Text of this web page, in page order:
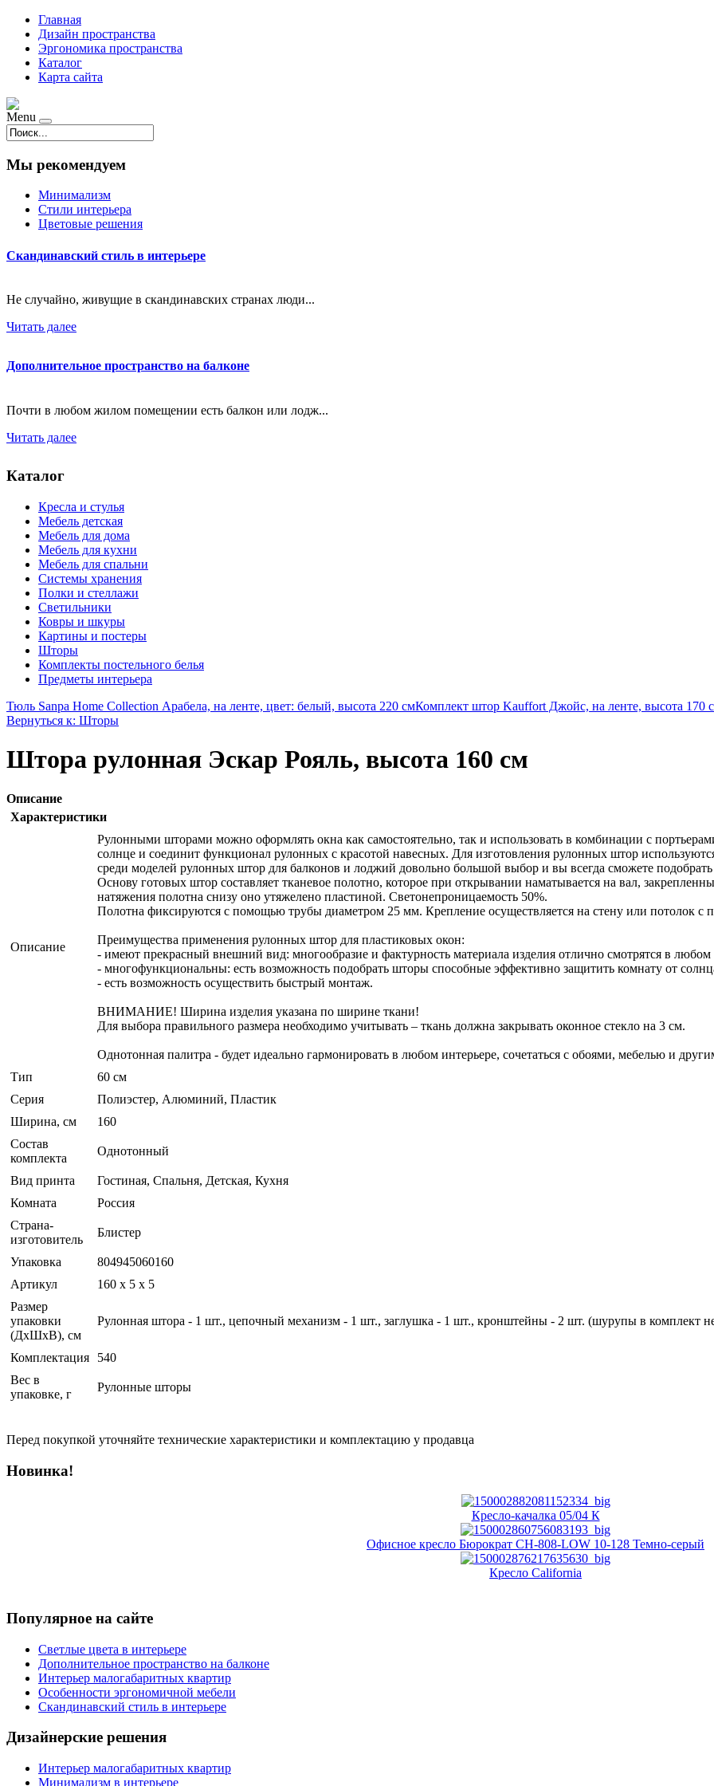
Главная
Дизайн пространства
Эргономика пространства
Каталог
Карта сайта
Menu
Мы рекомендуем
Минимализм
Стили интерьера
Цветовые решения
Скандинавский стиль в интерьере
Не случайно, живущие в скандинавских странах люди...
Читать далее
Дополнительное пространство на балконе
Почти в любом жилом помещении есть балкон или лодж...
Читать далее
Каталог
Кресла и стулья
Мебель детская
Мебель для дома
Мебель для кухни
Мебель для спальни
Системы хранения
Полки и стеллажи
Светильники
Ковры и шкуры
Картины и постеры
Шторы
Комплекты постельного белья
Предметы интерьера
Тюль Sanpa Home Collection Арабела, на ленте, цвет: белый, высота 220 смКомплект штор Kauffort Джойс, на ленте, высота 170
Вернуться к: Шторы
Штора рулонная Эскар Рояль, высота 160 см
Описание
Характеристики
Описание
Рулонными шторами можно оформлять окна как самостоятельно, так и использовать в комбинации с
солнце и соединит функционал рулонных с красотой навесных. Для изготовления рулонных штор
среди моделей рулонных штор для балконов и лоджий довольно большой выбор и вы всегда сможете
Основу готовых штор составляет тканевое полотно, которое при открывании наматывается на вал,
натяжения полотна снизу оно утяжелено пластиной. Светонепроницаемость 50%.
Полотна фиксируются с помощью трубы диаметром 25 мм. Крепление осуществляется на стену или потолок с
Преимущества применения рулонных штор для пластиковых окон:
- имеют прекрасный внешний вид: многообразие и фактурность материала изделия отлично смотрятся в любом
- многофункциональны: есть возможность подобрать шторы способные эффективно защитить комнату от
- есть возможность осуществить быстрый монтаж.
ВНИМАНИЕ! Ширина изделия указана по ширине ткани!
Для выбора правильного размера необходимо учитывать – ткань должна закрывать оконное стекло на 3 см.
Однотонная палитра - будет идеально гармонировать в любом интерьере, сочетаться с обоями, мебелью и
Тип
60 см
Серия
Полиэстер, Алюминий, Пластик
Ширина, см
160
Состав
комплекта
Однотонный
Вид принта
Гостиная, Спальня, Детская, Кухня
Комната
Россия
Страна-
изготовитель
Блистер
Упаковка
804945060160
Артикул
160 x 5 x 5
Размер
упаковки
(ДхШхВ), см
Рулонная штора - 1 шт., цепочный механизм - 1 шт., заглушка - 1 шт., кронштейны - 2 шт. (шурупы в комплект
Комплектация
540
Вес в
упаковке, г
Рулонные шторы
Перед покупкой уточняйте технические характеристики и комплектацию у продавца
Новинка!
Кресло-качалка 05/04 К
Офисное кресло Бюрократ CH-808-LOW 10-128 Темно-серый
Кресло California
Популярное на сайте
Светлые цвета в интерьере
Дополнительное пространство на балконе
Интерьер малогабаритных квартир
Особенности эргономичной мебели
Скандинавский стиль в интерьере
Дизайнерские решения
Интерьер малогабаритных квартир
Минимализм в интерьере